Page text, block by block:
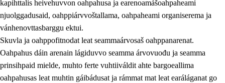
kapihttalis heivehuvvon oahpahusa ja earenoamášoahpaheami
njuolggadusaid, oahppiárvvoštallama, oahpaheami organiserema ja
vánhenovttasbarggu ektui.
Skuvla ja oahppofitnodat leat seammaárvosaš oahppanarenat.
Oahpahus dáin arenain lágiduvvo seamma árvovuođu ja seamma
prinsihpaid mielde, muhto ferte vuhtiiváldit ahte bargoeallima
oahpahusas leat muhtin gáibádusat ja rámmat mat leat earáláganat go